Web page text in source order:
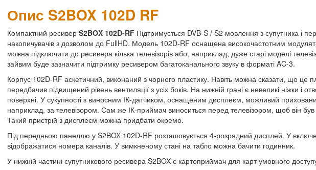
Опис S2BOX 102D RF
Компактний ресивер S2BOX 102D-RF Підтримується DVB-S / S2 мовлення з супутника і
накопичувачів з дозволом до FullHD. Модель 102D-RF оснащена високочастотним
можна підключити до ресивера кілька телевізорів або, наприклад, дуже старі моделі
зайвим буде зазначити підтримку ресивером багатоканального звуку в форматі AC-3.
Корпус 102D-RF аскетичний, виконаний з чорного пластику. Навіть можна сказати, що це
передбачив підвищений рівень вентиляції з усіх боків. На нижній грані є невеликі ніжки і
поверхні. У сукупності з виносним ІК-датчиком, оснащеним дисплеєм, можливий
наприклад, за телевізором. Сам же ІК-приймач виноситься перед телевізором, щоб він був
Такий пристрій з дисплеєм можна придбати окремо.
Під передньою панеллю у S2BOX 102D-RF розташовується 4-розрядний дисплей. У
відображатися номера каналів. У вимкненому стані на табло можна бачити годинник.
У нижній частині супутникового ресивера S2BOX є картоприймач для карт умовного